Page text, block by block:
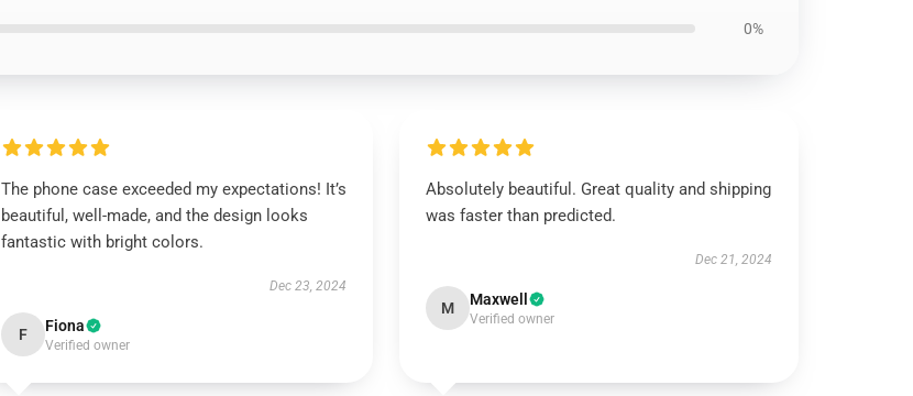
0%
The phone case exceeded my expectations! It’s
beautiful, well-made, and the design looks
fantastic with bright colors.
Dec 23, 2024
F Fiona
Verified owner
Absolutely beautiful. Great quality and shipping
was faster than predicted.
Dec 21, 2024
M Maxwell
Verified owner